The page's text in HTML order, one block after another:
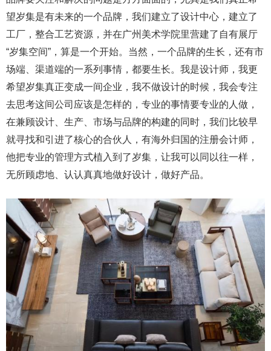
望岁集是有未来的一个品牌，我们建立了设计中心，建立了
工厂，整合工艺资源，并在广州美术学院里营建了自有展厅
“岁集空间”，算是一个开始。当然，一个品牌的生长，还有市
场端、渠道端的一系列事情，都要生长。我是设计师，我更
希望岁集真正变成一间企业，我不做设计的时候，我会专注
去思考这间公司应该是怎样的，专业的事情要专业的人做，
在兼顾设计、生产、市场与品牌的构建的同时，我们比较早
就寻找和引进了核心的合伙人，有海外归国的注册会计师，
他把专业的管理方式植入到了岁集，让我可以同以往一样，
无所顾虑地、认认真真地做好设计，做好产品。